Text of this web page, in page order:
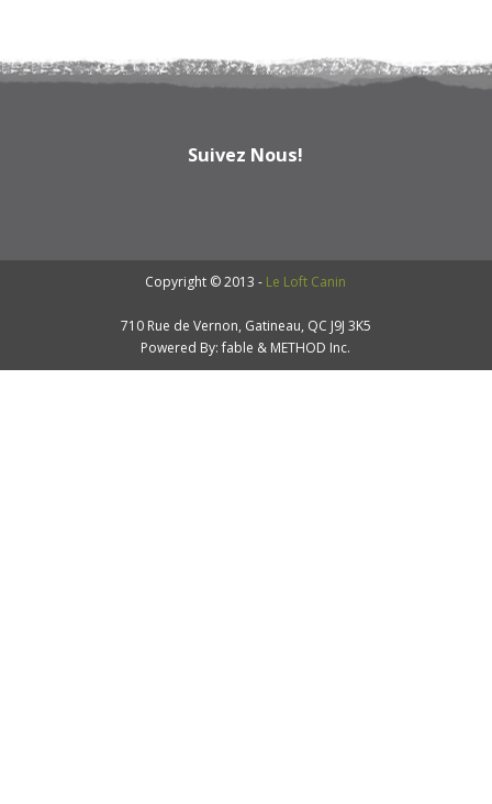
Suivez Nous!
Copyright © 2013 - Le Loft Canin
710 Rue de Vernon, Gatineau, QC J9J 3K5
Powered By:fable & METHOD Inc.